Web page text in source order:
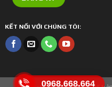
KẾT NỐI VỚI CHÚNG TÔI:
0968.668.664